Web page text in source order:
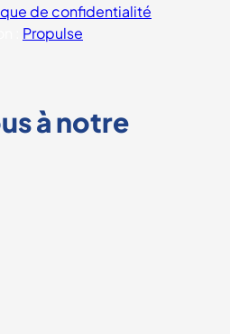
de confidentialité
Propulse
à notre